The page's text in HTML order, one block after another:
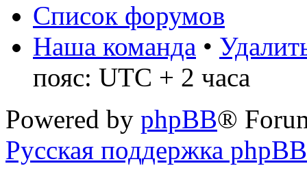
Список форумов
Наша команда •
пояс: UTC + 2 часа
Powered by phpBB®
Русская поддержка phpBB